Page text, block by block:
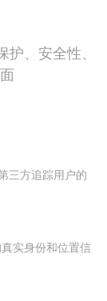
、安全性、
三方追踪用户的
实身份和位置信